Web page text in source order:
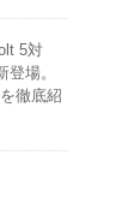
5対
場。
徹底紹